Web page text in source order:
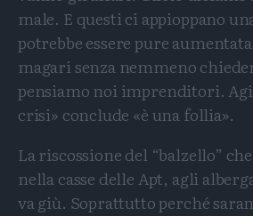
male. E questi ci appioppano
potrebbe essere pure
magari senza nemmeno
pensiamo noi imprenditori.
crisi» conclude «è una follia».
La riscossione del “balzello”
nella casse delle Apt, agli
va giù. Soprattutto perché